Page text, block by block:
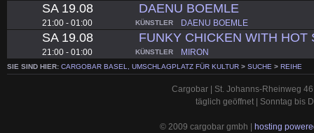
SA 19.08
21:00 - 01:00
DAENU BOEMLE
KÜNSTLER DAENU BOEMLE
SA 19.08
21:00 - 01:00
FUNKY CHICKEN WITH HOT
KÜNSTLER MIRON
SIE SIND HIER: CARGOBAR BASEL, UMSCHLAGPLATZ FÜR KULTUR > SUCHE > REIHE
Cargobar | St. Johanns-Rheinweg
täglich geöffnet | Sonntag bis
© 2009 cargobar gmbh | hosting